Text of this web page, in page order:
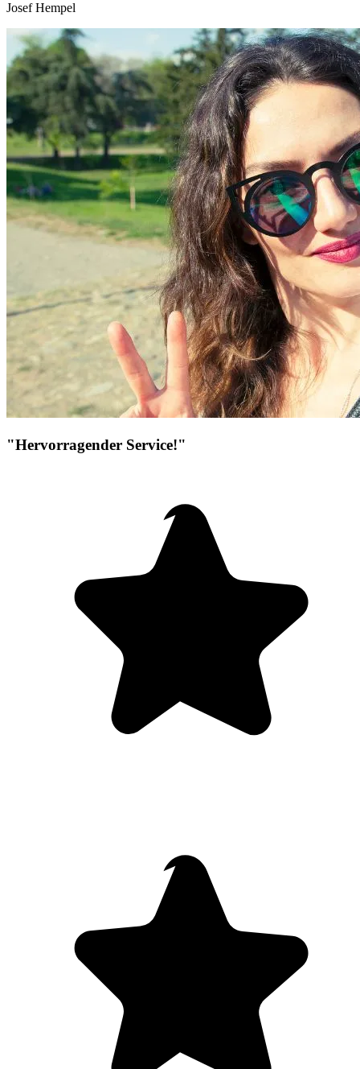
Josef Hempel
"Hervorragender Service!"